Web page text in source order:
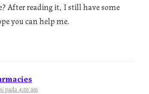
After reading it, I still have some
you can help me.
pada 4:01 am